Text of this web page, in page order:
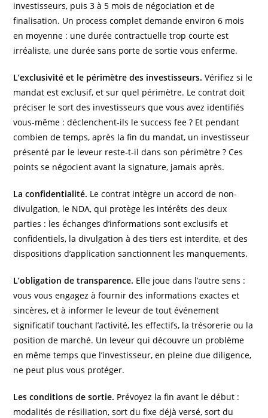
investisseurs, puis 3 à 5 mois de négociation et de
finalisation. Un process complet demande environ 6 mois
en moyenne : une durée contractuelle trop courte est
irréaliste, une durée sans porte de sortie vous enferme.
L’exclusivité et le périmètre des investisseurs. Vérifiez si le
mandat est exclusif, et sur quel périmètre. Le contrat doit
préciser le sort des investisseurs que vous avez identifiés
vous-même : déclenchent-ils le success fee ? Et pendant
combien de temps, après la fin du mandat, un investisseur
présenté par le leveur reste-t-il dans son périmètre ? Ces
points se négocient avant la signature, jamais après.
La confidentialité. Le contrat intègre un accord de non-
divulgation, le NDA, qui protège les intérêts des deux
parties : les échanges d’informations sont exclusifs et
confidentiels, la divulgation à des tiers est interdite, et des
dispositions d’application sanctionnent les manquements.
L’obligation de transparence. Elle joue dans l’autre sens :
vous vous engagez à fournir des informations exactes et
sincères, et à informer le leveur de tout événement
significatif touchant l’activité, les effectifs, la trésorerie ou la
position de marché. Un leveur qui découvre un problème
en même temps que l’investisseur, en pleine due diligence,
ne peut plus vous protéger.
Les conditions de sortie. Prévoyez la fin avant le début :
modalités de résiliation, sort du fixe déjà versé, sort du